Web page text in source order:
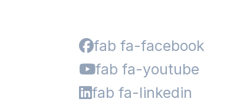
fab fa-facebook
fab fa-youtube
fab fa-linkedin